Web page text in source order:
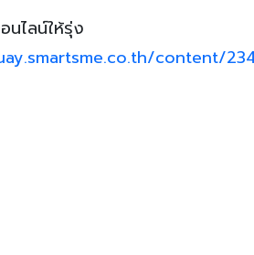
นไลน์ให้รุ่ง
content/